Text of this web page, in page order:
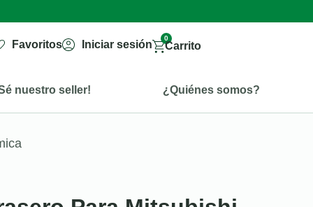
Favoritos Iniciar sesión
0
Carrito
nuestro seller! ¿Quiénes somos?